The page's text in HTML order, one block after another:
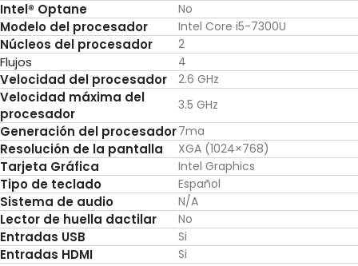
Intel® Optane No
Modelo del procesador Intel Core i5-7300U
Núcleos del procesador 2
Flujos 4
Velocidad del procesador 2.6 GHz
Velocidad máxima del
procesador
3.5 GHz
Generación del procesador7ma
Resolución de la pantalla XGA (1024×768)
Tarjeta Gráfica Intel Graphics
Tipo de teclado Español
Sistema de audio N/A
Lector de huella dactilar No
Entradas USB Si
Entradas HDMI Si